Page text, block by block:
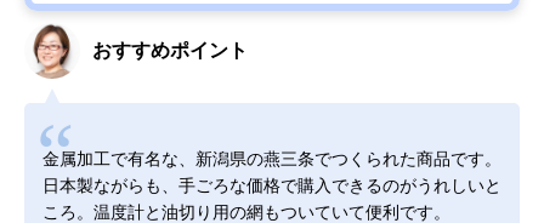
おすすめポイント
金属加工で有名な、新潟県の燕三条でつくられた商品です。
日本製ながらも、手ごろな価格で購入できるのがうれしいと
ころ。温度計と油切り用の網もついていて便利です。